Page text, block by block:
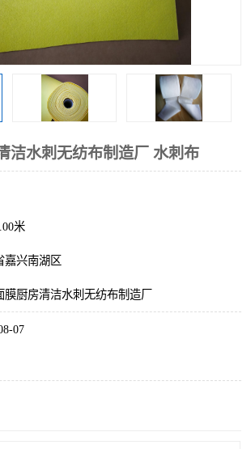
洁水刺无纺布制造厂 水刺布
米
嘉兴南湖区
膜厨房清洁水刺无纺布制造厂
07